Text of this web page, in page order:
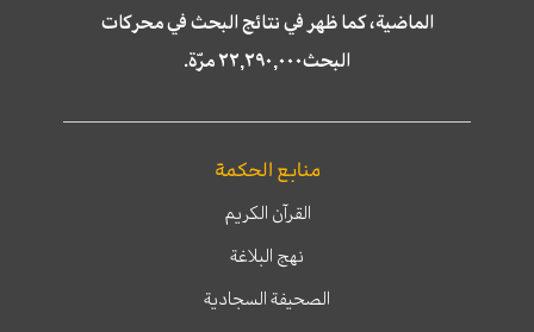
الماضية، كما ظهر في نتائج البحث في محركات
البحث٢٢,٢٩٠,٠٠٠ مرّة.
منابع الحكمة
القرآن الكريم
نهج البلاغة
الصحيفة السجادية